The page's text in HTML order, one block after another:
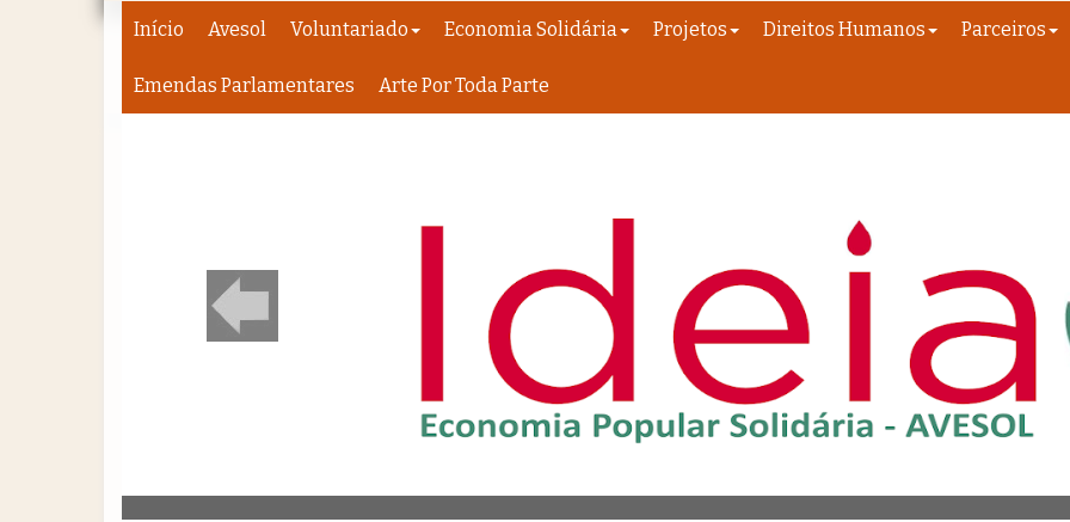
Início Avesol Voluntariado Economia Solidária Projetos Direitos Humanos Parceiros
Emendas Parlamentares Arte Por Toda Parte